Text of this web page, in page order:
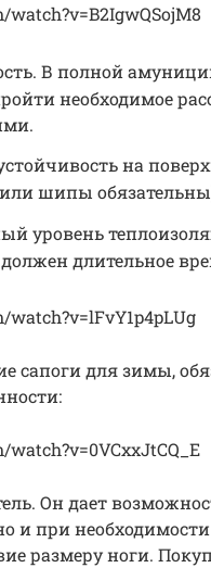
В полной
необходимое
на
шипы
уровень
длительное
сапоги для зимы,
Он дает
и при
размеру ноги.